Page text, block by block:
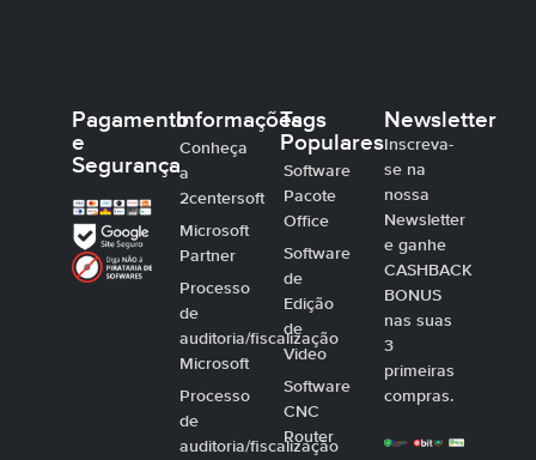
Pagamento
e
Segurança
Informações
Conheça
a
2centersoft
Microsoft
Partner
Processo
de
auditoria/fiscalização
Microsoft
Processo
de
auditoria/fiscalização
Tags
Populares
Software
Pacote
Office
Software
de
Edição
de
Video
Software
CNC
Router
Newsletter
Inscreva-
se na
nossa
Newsletter
e ganhe
CASHBACK
BONUS
nas suas
3
primeiras
compras.